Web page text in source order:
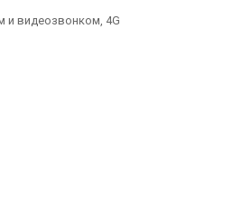
и видеозвонком, 4G